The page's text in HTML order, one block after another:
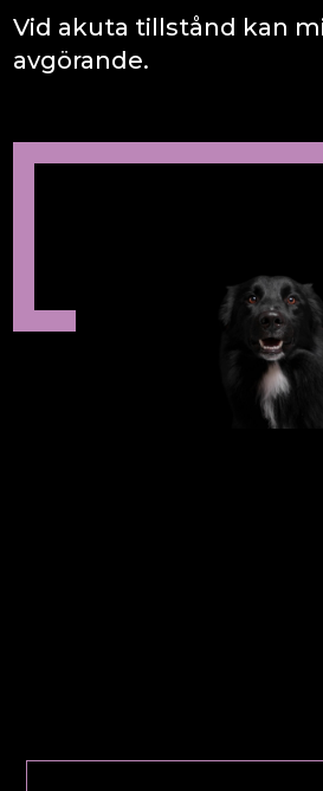
Vid akuta tillstånd kan
avgörande.